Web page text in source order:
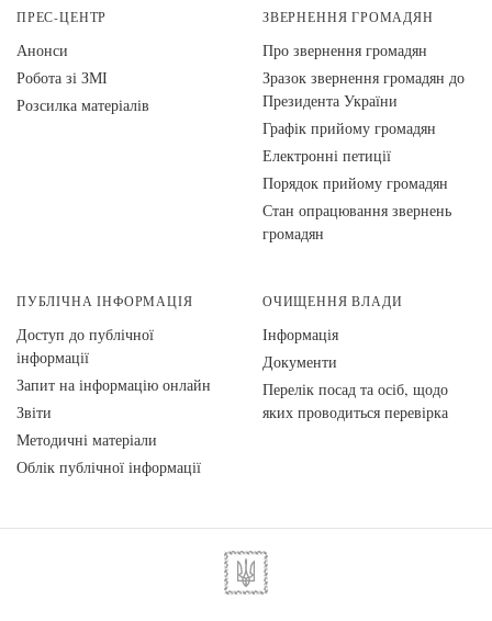
ПРЕС-ЦЕНТР
Анонси
Робота зі ЗМІ
Розсилка матеріалів
ЗВЕРНЕННЯ ГРОМАДЯН
Про звернення громадян
Зразок звернення громадян до
Президента України
Графік прийому громадян
Електронні петиції
Порядок прийому громадян
Стан опрацювання звернень
громадян
ПУБЛІЧНА ІНФОРМАЦІЯ
Доступ до публічної
інформації
Запит на інформацію онлайн
Звіти
Методичні матеріали
Облік публічної інформації
ОЧИЩЕННЯ ВЛАДИ
Інформація
Документи
Перелік посад та осіб, щодо
яких проводиться перевірка